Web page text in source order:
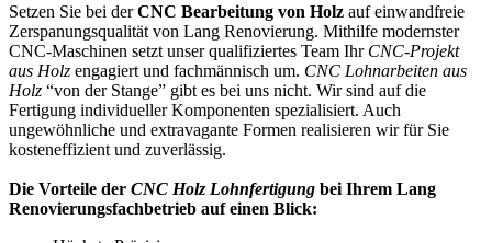
Setzen Sie bei derCNC Bearbeitung von Holz auf einwandfreie
Zerspanungsqualität von Lang Renovierung. Mithilfe modernster
CNC-Maschinen setzt unser qualifiziertes Team Ihr CNC-Projekt
aus Holz engagiert und fachmännisch um. CNC Lohnarbeiten aus
Holz “von der Stange” gibt es bei uns nicht. Wir sind auf die
Fertigung individueller Komponenten spezialisiert. Auch
ungewöhnliche und extravagante Formen realisieren wir für Sie
kosteneffizient und zuverlässig.
Die Vorteile der CNC Holz Lohnfertigung bei Ihrem Lang
Renovierungsfachbetrieb auf einen Blick: